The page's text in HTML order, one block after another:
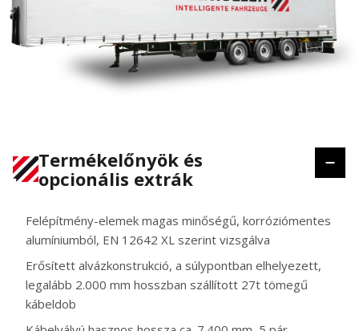
Termékelőnyök és
opcionális extrák
Felépítmény-elemek magas minőségű, korróziómentes
alumíniumból, EN 12642 XL szerint vizsgálva
Erősített alvázkonstrukció, a súlypontban elhelyezett,
legalább 2.000 mm hosszban szállított 27t tömegű
kábeldob